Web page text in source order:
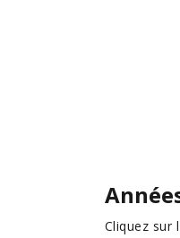
Cliquez sur